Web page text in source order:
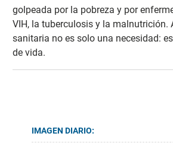
golpeada por la pobreza y por
VIH, la tuberculosis y la malnutrición.
sanitaria no es solo una necesidad:
de vida.
IMAGEN DIARIO: